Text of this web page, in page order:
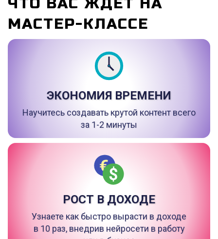
МАСТЕР-КЛАССЕ
ЭКОНОМИЯ ВРЕМЕНИ
Научитесь создавать крутой контент всего
за 1-2 минуты
РОСТ В ДОХОДЕ
Узнаете как быстро вырасти в доходе
в 10 раз, внедрив нейросети в работу